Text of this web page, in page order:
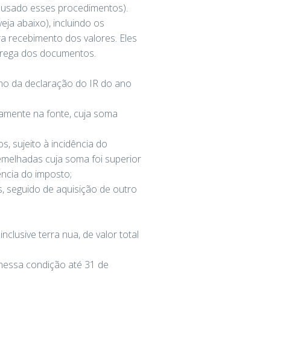
esses procedimentos).
abaixo), incluindo os
recebimento dos valores. Eles
dos documentos.
da declaração do IR do ano
na fonte, cuja soma
sujeito à incidência do
cuja soma foi superior
do imposto;
seguido de aquisição de outro
terra nua, de valor total
condição até 31 de